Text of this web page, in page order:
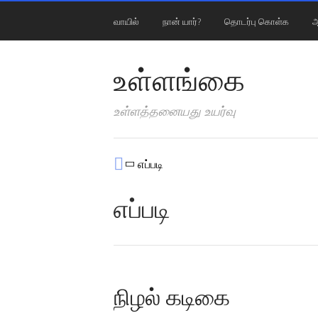
வாயில் நான் யார்? தொடர்பு கொள்க
உள்ளங்கை
உள்ளத்தனையது உயர்வு
எப்படி
எப்படி
நிழல் கடிகை